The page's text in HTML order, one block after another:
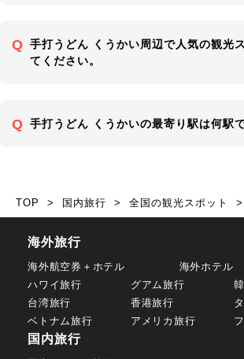
手打うどん くうかい周辺で人気の観光
てください。
手打うどん くうかいの最寄り駅は何駅
TOP 国内旅行 全国の観光スポット
海外旅行
海外航空券＋ホテル
海外ホテル
ハワイ旅行
グアム旅行
台湾旅行
香港旅行
ベトナム旅行
アメリカ旅行
国内旅行